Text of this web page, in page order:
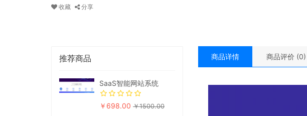
收藏 分享
推荐商品
SaaS智能网站系统
￥698.00 ￥1500.00
商品详情 商品评价 (0)